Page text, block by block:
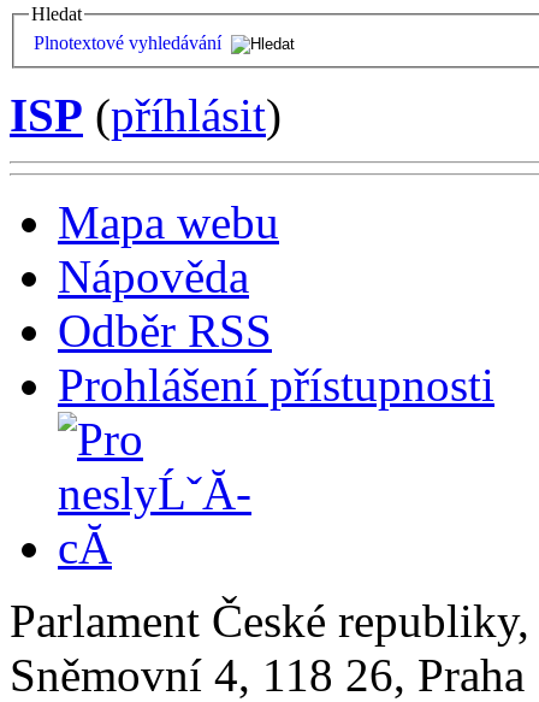
Hledat
Plnotextové vyhledávání
ISP (příhlásit)
Mapa webu
Nápověda
Odběr RSS
Prohlášení přístupnosti
Parlament České
Sněmovní 4, 118 26,